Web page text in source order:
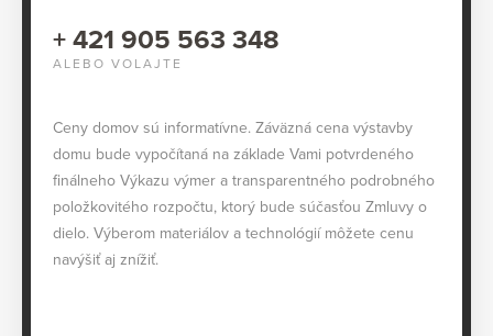
+ 421 905 563 348
ALEBO VOLAJTE
Ceny domov sú informatívne. Záväzná cena výstavby
domu bude vypočítaná na základe Vami potvrdeného
finálneho Výkazu výmer a transparentného podrobného
položkovitého rozpočtu, ktorý bude súčasťou Zmluvy o
dielo. Výberom materiálov a technológií môžete cenu
navýšiť aj znížiť.